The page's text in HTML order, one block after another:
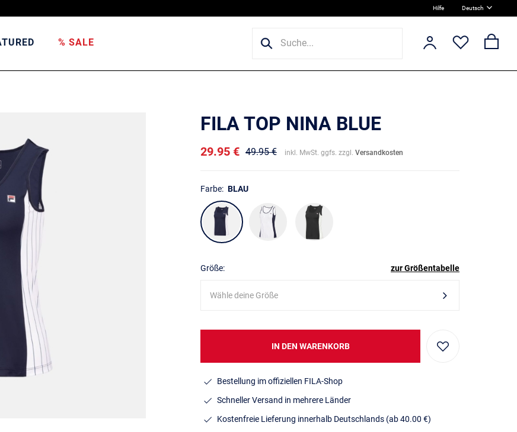
Hilfe Deutsch
% SALE
FILA TOP NINA BLUE
29.95 € 49.95 € inkl. MwSt. ggfs. zzgl. Versandkosten
Farbe: BLAU
Größe: zur Größentabelle
Wähle deine Größe
IN DEN WARENKORB
Bestellung im offiziellen FILA-Shop
Schneller Versand in mehrere Länder
Kostenfreie Lieferung innerhalb Deutschlands (ab 40.00 €)